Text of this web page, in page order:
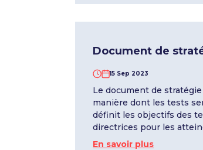
Document de
15 Sep 2023
Le document de
manière dont les tests
définit les objectifs des
directrices pour les
En savoir plus